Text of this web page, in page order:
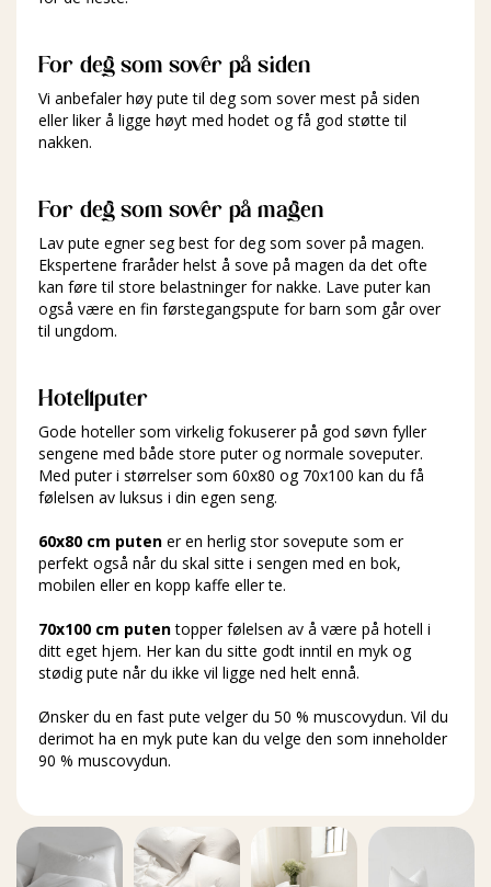
For deg som sover på siden
Vi anbefaler høy pute til deg som sover mest på siden
eller liker å ligge høyt med hodet og få god støtte til
nakken.
For deg som sover på magen
Lav pute egner seg best for deg som sover på magen.
Ekspertene fraråder helst å sove på magen da det ofte
kan føre til store belastninger for nakke. Lave puter kan
også være en fin førstegangspute for barn som går over
til ungdom.
Hotellputer
Gode hoteller som virkelig fokuserer på god søvn fyller
sengene med både store puter og normale soveputer.
Med puter i størrelser som 60x80 og 70x100 kan du få
følelsen av luksus i din egen seng.
60x80 cm puten er en herlig stor sovepute som er
perfekt også når du skal sitte i sengen med en bok,
mobilen eller en kopp kaffe eller te.
70x100 cm putentopper følelsen av å være på hotell i
ditt eget hjem. Her kan du sitte godt inntil en myk og
stødig pute når du ikke vil ligge ned helt ennå.
Ønsker du en fast pute velger du 50 % muscovydun. Vil du
derimot ha en myk pute kan du velge den som inneholder
90 % muscovydun.